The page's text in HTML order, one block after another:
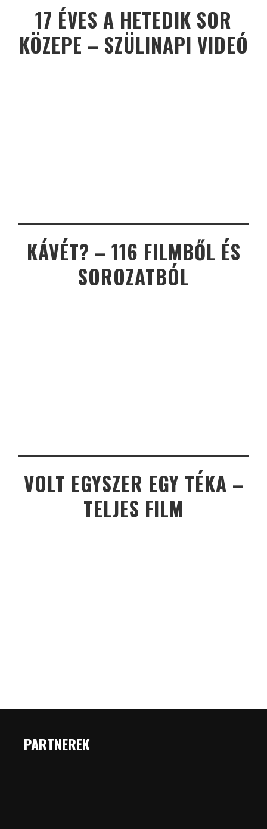
17 ÉVES A HETEDIK SOR
KÖZEPE – SZÜLINAPI VIDEÓ
KÁVÉT? – 116 FILMBŐL ÉS
SOROZATBÓL
VOLT EGYSZER EGY TÉKA –
TELJES FILM
PARTNEREK